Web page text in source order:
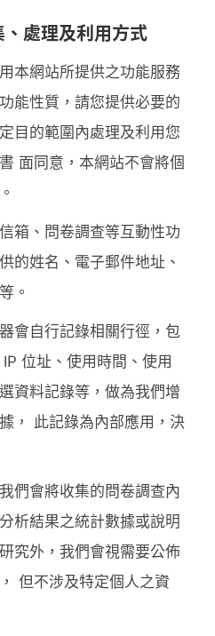
處理及利用方式
本網站所提供之功能服務
能性質，請您提供必要的
目的範圍內處理及利用您
面同意，本網站不會將個
箱、問卷調查等互動性功
的姓名、電子郵件地址、
。
會自行記錄相關行徑，包
位址、使用時間、使用
資料記錄等，做為我們增
， 此記錄為內部應用，決
們會將收集的問卷調查內
析結果之統計數據或說明
究外，我們會視需要公佈
但不涉及特定個人之資